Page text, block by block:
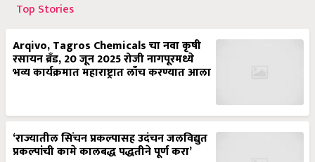
Top Stories
Arqivo, Tagros Chemicals चा नवा कृषी
रसायन ब्रँड, 20 जून 2025 रोजी नागपूरमध्ये
भव्य कार्यक्रमात महाराष्ट्रात लाँच करण्यात आला
‘राज्यातील सिंचन प्रकल्पासह उदंचन जलविद्युत
प्रकल्पांची कामे कालबद्ध पद्धतीने पूर्ण करा’